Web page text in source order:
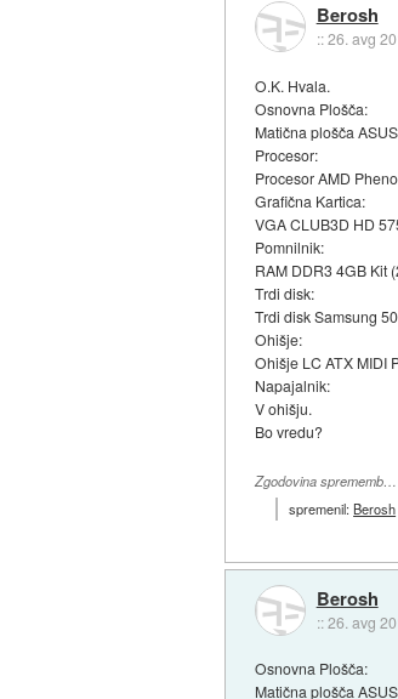
Berosh
::26. avg
O.K. Hvala.
Osnovna Plošča:
Matična plošča
Procesor:
Procesor AMD
Grafična Kartica:
VGA CLUB3D HD
Pomnilnik:
RAM DDR3 4GB Kit
Trdi disk:
Trdi disk Samsung
Ohišje:
Ohišje LC ATX MIDI
Napajalnik:
V ohišju.
Bo vredu?
Zgodovina sprememb…
spremenil:Berosh
Berosh
::26. avg
Osnovna Plošča:
Matična plošča